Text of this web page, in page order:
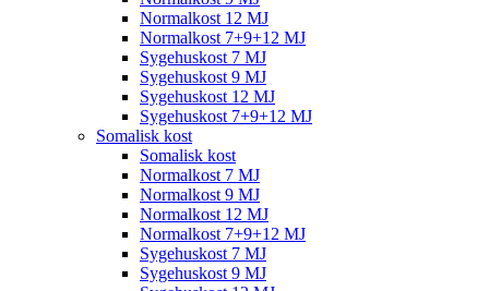
Normalkost 12 MJ
Normalkost 7+9+12 MJ
Sygehuskost 7 MJ
Sygehuskost 9 MJ
Sygehuskost 12 MJ
Sygehuskost 7+9+12 MJ
Somalisk kost
Somalisk kost
Normalkost 7 MJ
Normalkost 9 MJ
Normalkost 12 MJ
Normalkost 7+9+12 MJ
Sygehuskost 7 MJ
Sygehuskost 9 MJ